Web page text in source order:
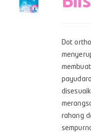
Dot
rahang